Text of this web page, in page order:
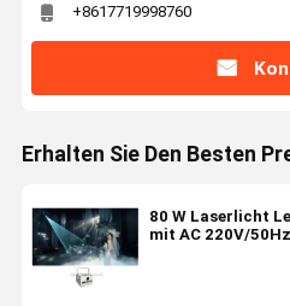
+8617719998760
Erhalten Sie Den Besten
80 W Laserlicht
mit AC 220V/